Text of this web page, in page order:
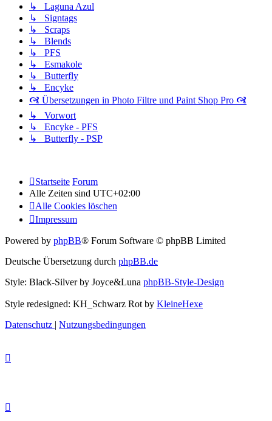
↳ Laguna Azul
↳ Signtags
↳ Scraps
↳ Blends
↳ PFS
↳ Esmakole
↳ Butterfly
↳ Encyke
🙧 Übersetzungen in Photo Filtre und Paint Shop Pro 🙧
↳ Vorwort
↳ Encyke - PFS
↳ Butterfly - PSP
Startseite Forum
Alle Zeiten sind UTC+02:00
Alle Cookies löschen
Impressum
Powered by phpBB® Forum Software © phpBB Limited
Deutsche Übersetzung durch phpBB.de
Style: Black-Silver by Joyce&Luna phpBB-Style-Design
Style redesigned: KH_Schwarz Rot by KleineHexe
Datenschutz | Nutzungsbedingungen